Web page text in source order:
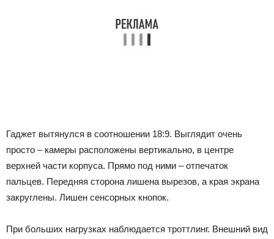
Гаджет вытянулся в соотношении 18:9. Выглядит очень
просто – камеры расположены вертикально, в центре
верхней части корпуса. Прямо под ними – отпечаток
пальцев. Передняя сторона лишена вырезов, а края экрана
закруглены. Лишен сенсорных кнопок.
При больших нагрузках наблюдается троттлинг. Внешний вид